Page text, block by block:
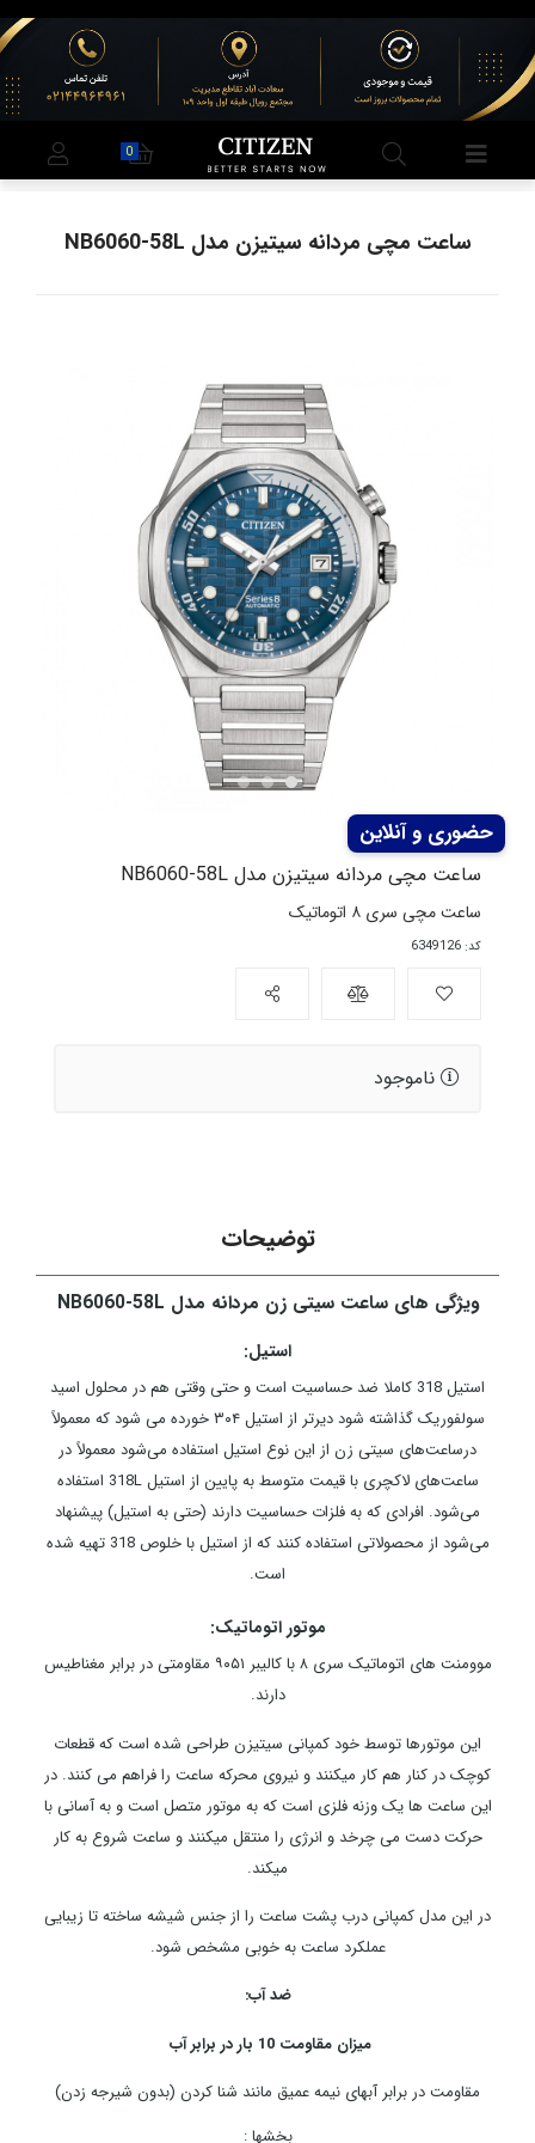
ساعت مچی مردانه سیتیزن مدل NB6060-58L
ساعت مچی مردانه سیتیزن مدل NB6060-58L
ساعت مچی سری ۸ اتوماتیک
کد: 6349126
ناموجود
توضیحات
ویژگی های ساعت سیتی زن مردانه مدل NB6060-58L
استیل:
استیل 318 کاملا ضد حساسیت است و حتی وقتی هم در محلول اسید
سولفوریک گذاشته شود دیرتر از استیل ۳۰۴ خورده می شود که معمولاً
درساعت‌های سیتی زن از این نوع استیل استفاده می‌شود معمولاً در
ساعت‌های لاکچری با قیمت متوسط به پایین از استیل 318L استفاده
می‌شود. افرادی که به فلزات حساسیت دارند (حتی به استیل) پیشنهاد
می‌شود از محصولاتی استفاده کنند که از استیل با خلوص 318 تهیه شده
است.
موتور اتوماتیک:
موومنت های اتوماتیک سری ۸ با کالیبر ۹۰۵۱ مقاومتی در برابر مغناطیس
دارند.
این موتورها توسط خود کمپانی سیتیزن طراحی شده است که قطعات
کوچک در کنار هم کار میکنند و نیروی محرکه ساعت را فراهم می کنند. در
این ساعت ها یک وزنه فلزی است که به موتور متصل است و به آسانی با
حرکت دست می چرخد و انرژی را منتقل میکنند و ساعت شروع به کار
میکند.
در این مدل کمپانی درب پشت ساعت را از جنس شیشه ساخته تا زیبایی
عملکرد ساعت به خوبی مشخص شود.
ضد آب:
میزان مقاومت 10 بار در برابر آب
مقاومت در برابر آبهای نیمه عمیق مانند شنا کردن (بدون شیرجه زدن)
بخشها :
0